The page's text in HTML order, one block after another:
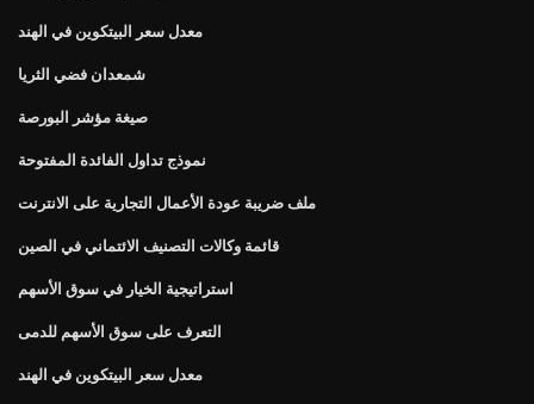
معدل سعر البيتكوين في الهند
شمعدان فضي الثريا
صيغة مؤشر البورصة
نموذج تداول الفائدة المفتوحة
ملف ضريبة عودة الأعمال التجارية على الانترنت
قائمة وكالات التصنيف الائتماني في الصين
استراتيجية الخيار في سوق الأسهم
التعرف على سوق الأسهم للدمى
معدل سعر البيتكوين في الهند